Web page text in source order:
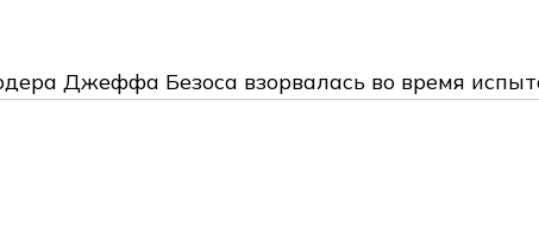
Джеффа Безоса взорвалась во время